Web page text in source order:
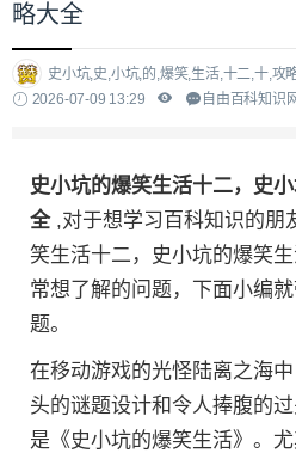
略大全
史小坑,史,小坑,的,爆笑,生活,十二,十,攻
2026-07-09 13:29
自由百科知识
史小坑的爆笑生活十二，史
全 ,对于想学习百科知识的朋
笑生活十二，史小坑的爆笑
常想了解的问题，下面小编
题。
在移动游戏的光怪陆离之海
头的谜题设计和令人捧腹的
是《史小坑的爆笑生活》。